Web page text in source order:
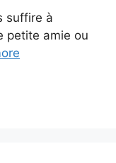
suffire à
petite amie ou